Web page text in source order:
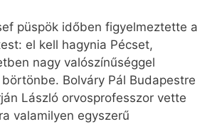
püspök időben figyelmeztette a
el kell hagynia Pécset,
nagy valószínűséggel
Bolváry Pál Budapestre
László orvosprofesszor vette
valamilyen egyszerű